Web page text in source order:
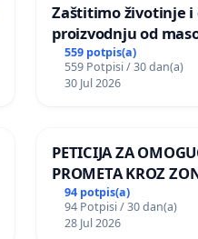
Zaštitimo životinje i
proizvodnju od
uništavanja zbog
kuge
559 potpis(a)
559 Potpisi / 30 dan(a)
30 Jul 2026
PETICIJA ZA
PROMETA KROZ
ZA STANOVNIKE
Kamensko i Lemić
94 potpis(a)
94 Potpisi / 30 dan(a)
28 Jul 2026